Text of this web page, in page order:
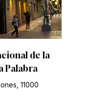
de la
Palabra
11000